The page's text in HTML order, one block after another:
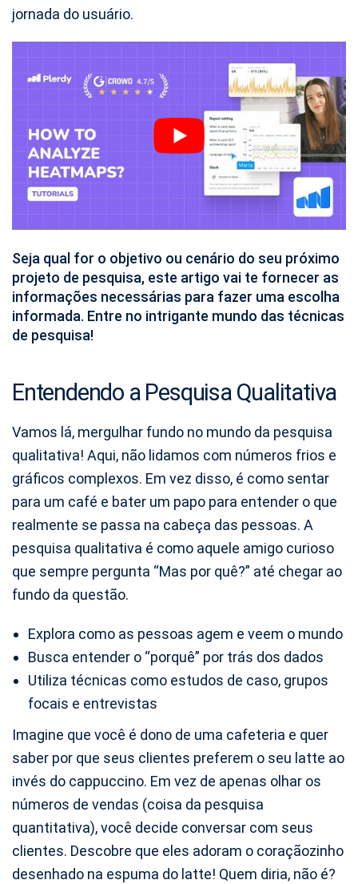
jornada do usuário.
Seja qual for o objetivo ou cenário do seu próximo
projeto de pesquisa, este artigo vai te fornecer as
informações necessárias para fazer uma escolha
informada. Entre no intrigante mundo das técnicas
de pesquisa!
Entendendo a Pesquisa Qualitativa
Vamos lá, mergulhar fundo no mundo da pesquisa
qualitativa! Aqui, não lidamos com números frios e
gráficos complexos. Em vez disso, é como sentar
para um café e bater um papo para entender o que
realmente se passa na cabeça das pessoas. A
pesquisa qualitativa é como aquele amigo curioso
que sempre pergunta “Mas por quê?” até chegar ao
fundo da questão.
Explora como as pessoas agem e veem o mundo
Busca entender o “porquê” por trás dos dados
Utiliza técnicas como estudos de caso, grupos
focais e entrevistas
Imagine que você é dono de uma cafeteria e quer
saber por que seus clientes preferem o seu latte ao
invés do cappuccino. Em vez de apenas olhar os
números de vendas (coisa da pesquisa
quantitativa), você decide conversar com seus
clientes. Descobre que eles adoram o coraçãozinho
desenhado na espuma do latte! Quem diria, não é?